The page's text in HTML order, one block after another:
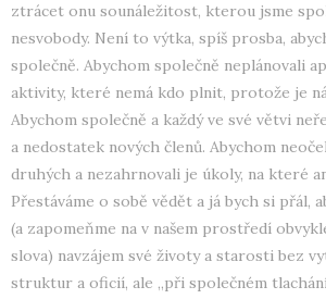
ztrácet onu sounáležitost, kterou jsme
nesvobody. Není to výtka, spíš prosba,
společně. Abychom společně neplánovali
aktivity, které nemá kdo plnit, protože je
Abychom společně a každý ve své větvi
a nedostatek nových členů. Abychom
druhých a nezahrnovali je úkoly, na které
Přestáváme o sobě vědět a já bych si přál,
(a zapomeňme na v našem prostředí
slova) navzájem své životy a starosti bez
struktur a oficií, ale „při společném